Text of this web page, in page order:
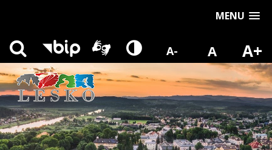
MENU
A- A A+